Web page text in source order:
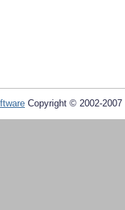
Copyright © 2002-2007